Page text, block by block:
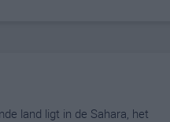
land ligt in de Sahara, het